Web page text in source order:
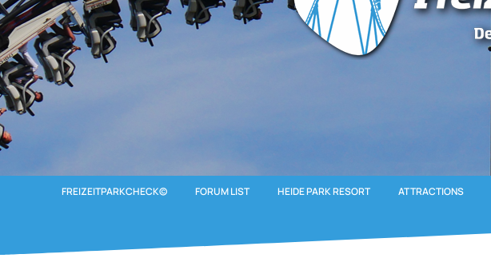
FREIZEITPARKCHECK© FORUM LIST HEIDE PARK RESORT ATTRACTIONS